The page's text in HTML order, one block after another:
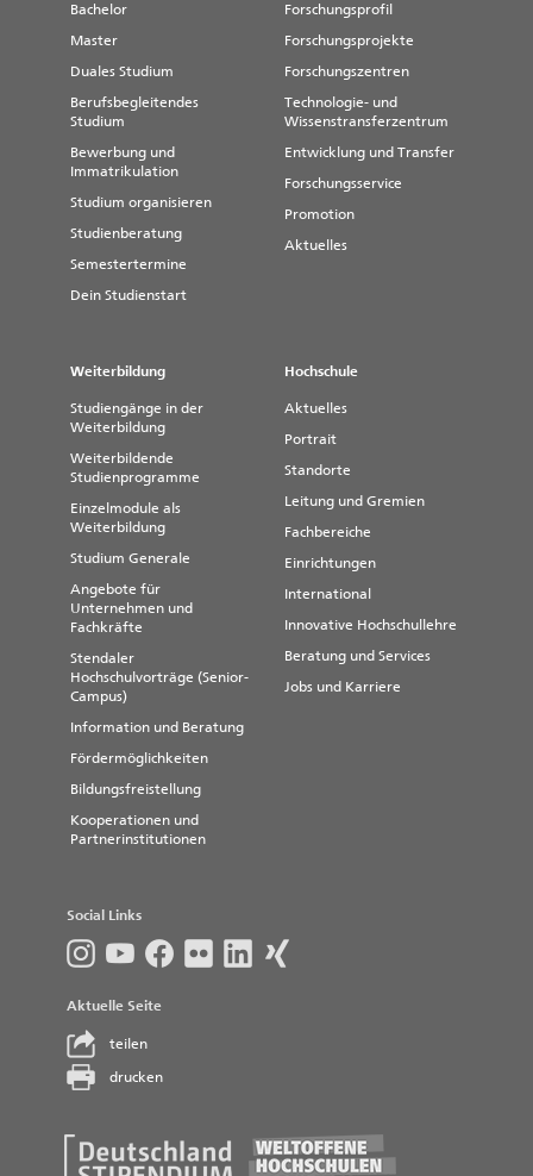
Bachelor
Master
Duales Studium
Berufsbegleitendes
Studium
Bewerbung und
Immatrikulation
Studium organisieren
Studienberatung
Semestertermine
Dein Studienstart
Forschungsprofil
Forschungsprojekte
Forschungszentren
Technologie- und
Wissenstransferzentrum
Entwicklung und Transfer
Forschungsservice
Promotion
Aktuelles
Weiterbildung
Studiengänge in der
Weiterbildung
Weiterbildende
Studienprogramme
Einzelmodule als
Weiterbildung
Studium Generale
Angebote für
Unternehmen und
Fachkräfte
Stendaler
Hochschulvorträge (Senior-
Campus)
Information und Beratung
Fördermöglichkeiten
Bildungsfreistellung
Kooperationen und
Partnerinstitutionen
Hochschule
Aktuelles
Portrait
Standorte
Leitung und Gremien
Fachbereiche
Einrichtungen
International
Innovative Hochschullehre
Beratung und Services
Jobs und Karriere
Social Links
Aktuelle Seite
teilen
drucken